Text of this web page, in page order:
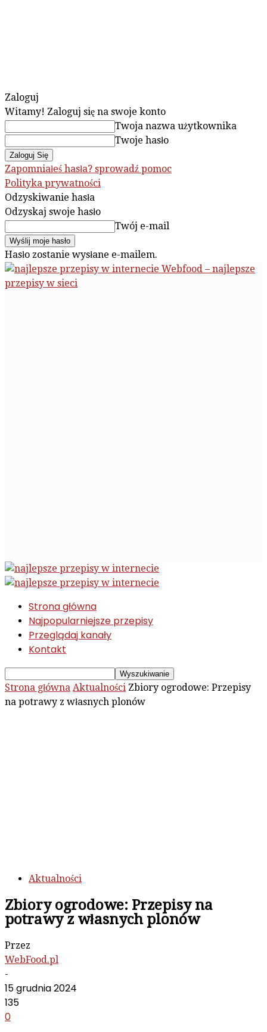
Zaloguj
Witamy! Zaloguj się na swoje konto
Twoja nazwa użytkownika
Twoje hasło
Zapomniałeś hasła? sprowadź pomoc
Polityka prywatności
Odzyskiwanie hasła
Odzyskaj swoje hasło
Twój e-mail
Hasło zostanie wysłane e-mailem.
Webfood – najlepsze
przepisy w sieci
Strona główna
Najpopularniejsze przepisy
Przeglądaj kanały
Kontakt
Strona główna Aktualności Zbiory ogrodowe: Przepisy
na potrawy z własnych plonów
Aktualności
Zbiory ogrodowe: Przepisy na
potrawy z własnych plonów
Przez
WebFood.pl
-
15 grudnia 2024
135
0